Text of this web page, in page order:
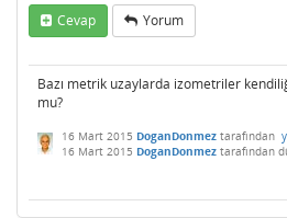
Cevap Yorum
Bazı metrik uzaylarda izometriler
mu?
16 Mart 2015 DoganDonmez tarafından
16 Mart 2015 DoganDonmez tarafından